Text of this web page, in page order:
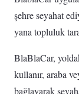
şehre seyahat
yana topluluk
BlaBlaCar,
kullanır, araba
bağlayarak